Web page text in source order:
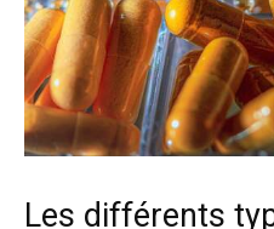
Les différents